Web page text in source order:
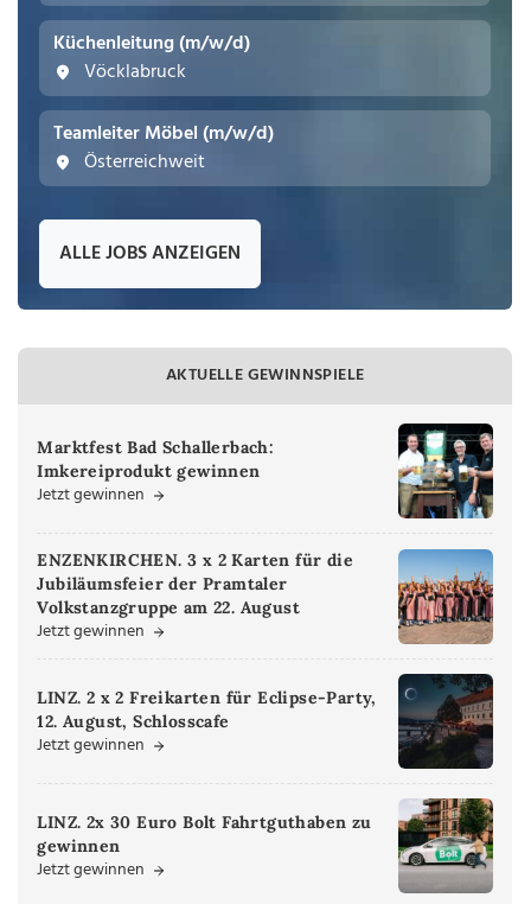
Küchenleitung (m/w/d)
Vöcklabruck
Teamleiter Möbel (m/w/d)
Österreichweit
ALLE JOBS ANZEIGEN
AKTUELLE GEWINNSPIELE
Marktfest Bad Schallerbach:
Imkereiprodukt gewinnen
Jetzt gewinnen
ENZENKIRCHEN. 3 x 2 Karten für die
Jubiläumsfeier der Pramtaler
Volkstanzgruppe am 22. August
Jetzt gewinnen
LINZ. 2 x 2 Freikarten für Eclipse-Party,
12. August, Schlosscafe
Jetzt gewinnen
LINZ. 2x 30 Euro Bolt Fahrtguthaben zu
gewinnen
Jetzt gewinnen